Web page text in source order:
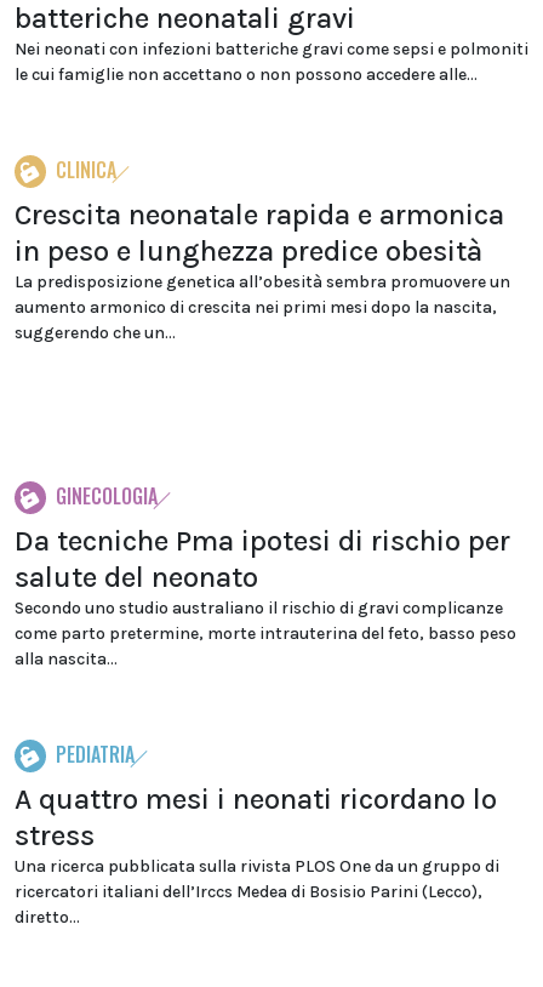
batteriche neonatali gravi
Nei neonati con infezioni batteriche gravi come sepsi e polmoniti
le cui famiglie non accettano o non possono accedere alle...
CLINICA
Crescita neonatale rapida e armonica
in peso e lunghezza predice obesità
La predisposizione genetica all’obesità sembra promuovere un
aumento armonico di crescita nei primi mesi dopo la nascita,
suggerendo che un...
GINECOLOGIA
Da tecniche Pma ipotesi di rischio per
salute del neonato
Secondo uno studio australiano il rischio di gravi complicanze
come parto pretermine, morte intrauterina del feto, basso peso
alla nascita...
PEDIATRIA
A quattro mesi i neonati ricordano lo
stress
Una ricerca pubblicata sulla rivista PLOS One da un gruppo di
ricercatori italiani dell’Irccs Medea di Bosisio Parini (Lecco),
diretto...